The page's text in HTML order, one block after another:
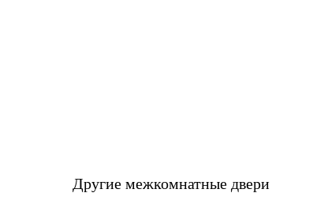
Другие межкомнатные двери